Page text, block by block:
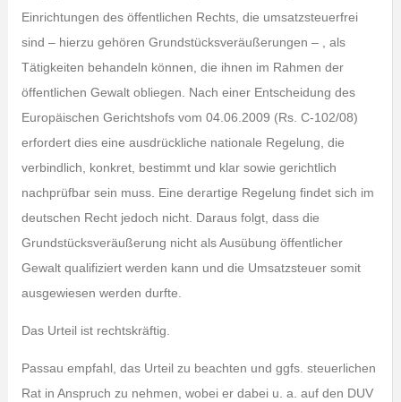
Einrichtungen des öffentlichen Rechts, die umsatzsteuerfrei
sind – hierzu gehören Grundstücksveräußerungen – , als
Tätigkeiten behandeln können, die ihnen im Rahmen der
öffentlichen Gewalt obliegen. Nach einer Entscheidung des
Europäischen Gerichtshofs vom 04.06.2009 (Rs. C-102/08)
erfordert dies eine ausdrückliche nationale Regelung, die
verbindlich, konkret, bestimmt und klar sowie gerichtlich
nachprüfbar sein muss. Eine derartige Regelung findet sich im
deutschen Recht jedoch nicht. Daraus folgt, dass die
Grundstücksveräußerung nicht als Ausübung öffentlicher
Gewalt qualifiziert werden kann und die Umsatzsteuer somit
ausgewiesen werden durfte.
Das Urteil ist rechtskräftig.
Passau empfahl, das Urteil zu beachten und ggfs. steuerlichen
Rat in Anspruch zu nehmen, wobei er dabei u. a. auf den DUV